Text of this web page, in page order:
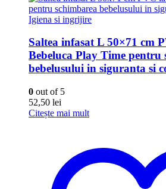
Igiena si ingrijire
Saltea infasat L 50×71 cm
Bebeluca Play Time pentru
bebelusului in siguranta si
0 out of 5
52,50 lei
Citește mai mult